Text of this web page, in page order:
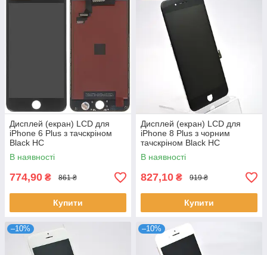
Дисплей (екран) LCD для
iPhone 6 Plus з тачскріном
Black HC
В наявності
774,90 ₴ 861 ₴
Купити
Дисплей (екран) LCD для
iPhone 8 Plus з чорним
тачскріном Black HC
В наявності
827,10 ₴ 919 ₴
Купити
–10% –10%